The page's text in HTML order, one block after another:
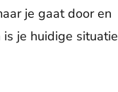
je gaat door en
je huidige situatie